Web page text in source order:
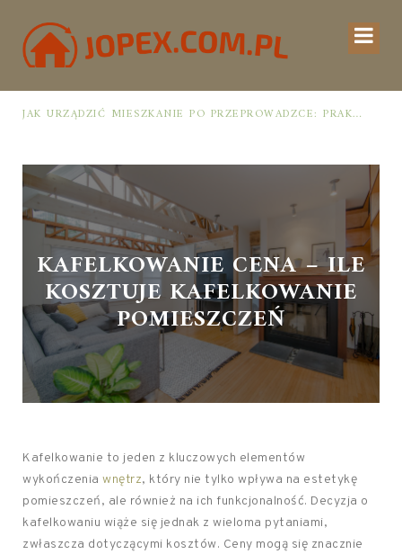
JAK URZĄDZIĆ MIESZKANIE PO PRZEPROWADZCE: PRAKTYCZNY PLAN OD ROZPAKOWANIA DO PRZYTULNEJ PRZESTRZENI
KAFELKOWANIE CENA – ILE
KOSZTUJE KAFELKOWANIE
POMIESZCZEŃ
Kafelkowanie to jeden z kluczowych elementów
wykończenia wnętrz, który nie tylko wpływa na estetykę
pomieszczeń, ale również na ich funkcjonalność. Decyzja o
kafelkowaniu wiąże się jednak z wieloma pytaniami,
zwłaszcza dotyczącymi kosztów. Ceny mogą się znacznie